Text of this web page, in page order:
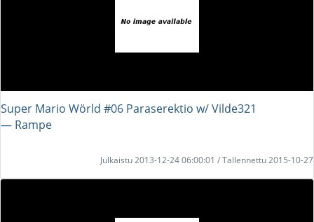
Super Mario Wörld #06 Paraserektio w/ Vilde321
― Rampe
Julkaistu 2013-12-24 06:00:01 / Tallennettu 2015-10-27